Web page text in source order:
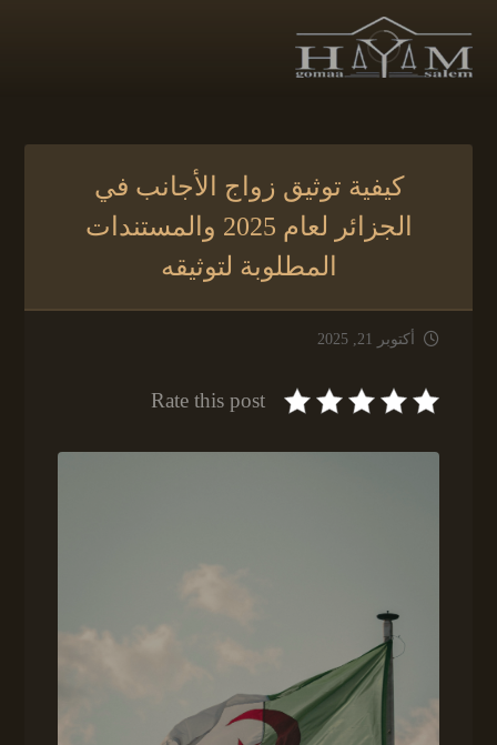
كيفية توثيق زواج الأجانب في
الجزائر لعام 2025 والمستندات
المطلوبة لتوثيقه
أكتوبر 21, 2025
Rate this post